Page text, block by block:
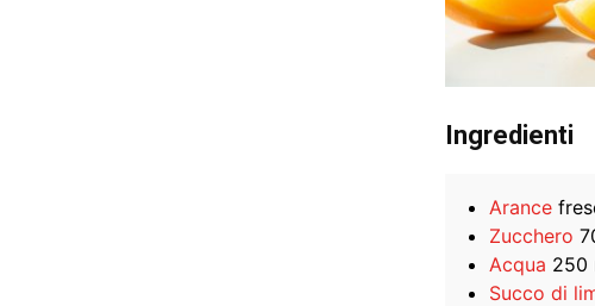
Ingredienti
Arance
Zucchero
Acqua 250
Succo di